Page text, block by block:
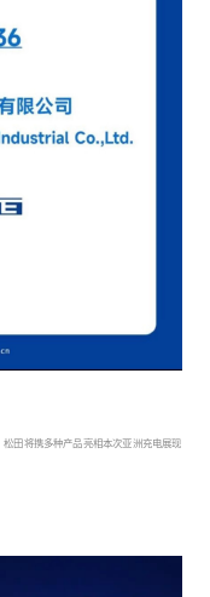
田将携多种产品亮相本次亚洲充电展现